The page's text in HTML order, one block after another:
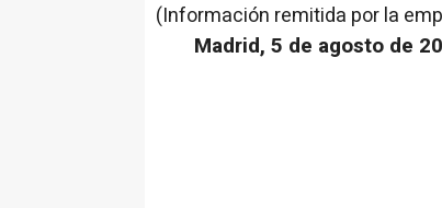
(Información remitida por la
Madrid, 5 de agosto de